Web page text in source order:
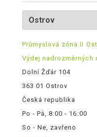
Průmyslová zóna II
Výdej nadrozměrných
Dolní Žďár 104
363 01 Ostrov
Česká republika
Po - Pá, 8:00 - 16:00
So - Ne, zavřeno